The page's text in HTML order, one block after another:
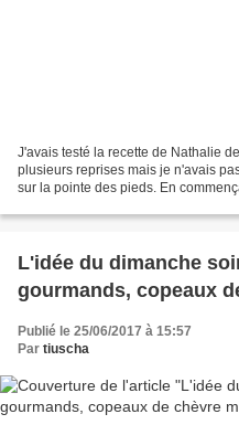
J'avais testé la recette de Nathalie
plusieurs reprises mais je n'avais
sur la pointe des pieds. En
L'idée du dimanche
gourmands, copeaux
Publié le 25/06/2017 à 15:57
Par tiuscha